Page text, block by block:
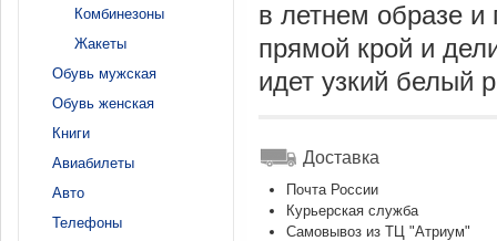
в летнем образе
прямой крой и
идет узкий белый
Доставка
Почта России
Курьерская служба
Самовывоз из ТЦ "Атриум"
Комбинезоны
Жакеты
Обувь мужская
Обувь женская
Книги
Авиабилеты
Авто
Телефоны